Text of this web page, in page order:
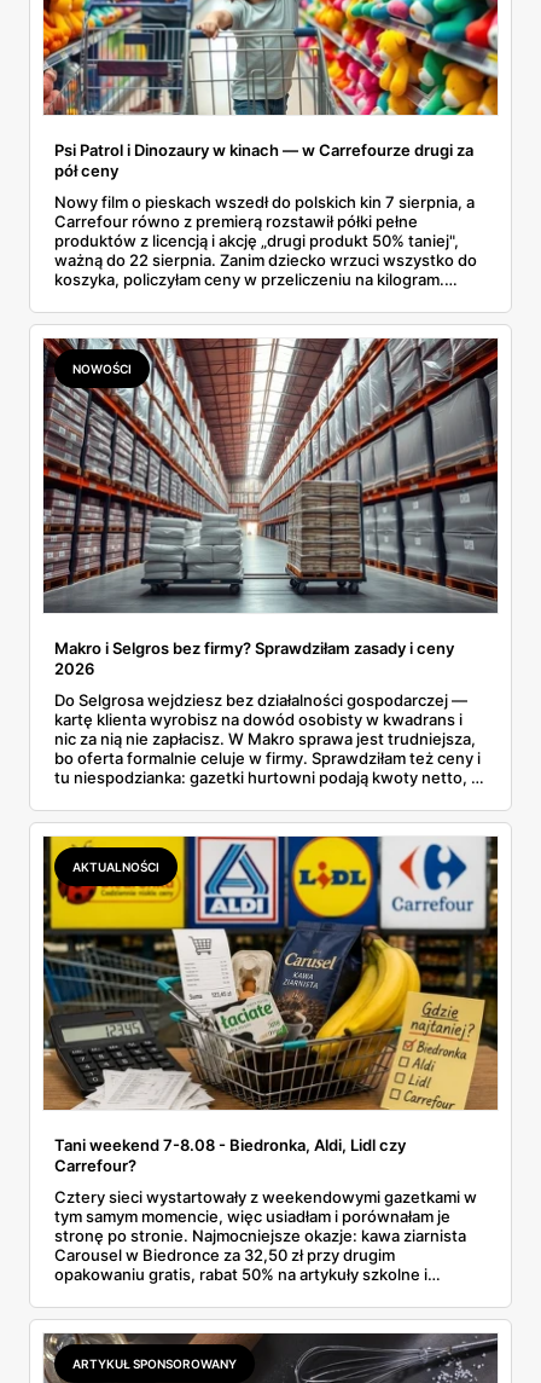
Psi Patrol i Dinozaury w kinach — w Carrefourze drugi za
pół ceny
Nowy film o pieskach wszedł do polskich kin 7 sierpnia, a
Carrefour równo z premierą rozstawił półki pełne
produktów z licencją i akcję „drugi produkt 50% taniej",
ważną do 22 sierpnia. Zanim dziecko wrzuci wszystko do
koszyka, policzyłam ceny w przeliczeniu na kilogram.
prawie 140 zł za kilogram, ale lody do mrożenia i rurki
waflowe bronią się nawet bez rabatu.
NOWOŚCI
Makro i Selgros bez firmy? Sprawdziłam zasady i ceny
2026
Do Selgrosa wejdziesz bez działalności gospodarczej —
kartę klienta wyrobisz na dowód osobisty w kwadrans i
nic za nią nie zapłacisz. W Makro sprawa jest trudniejsza,
bo oferta formalnie celuje w firmy. Sprawdziłam też ceny i
tu niespodzianka: gazetki hurtowni podają kwoty netto, a
zawsze wygrywa — ta sama kawa ziarnista kosztuje w
Makro ponad dwa razy więcej niż w weekendowej
promocji dyskontu.
AKTUALNOŚCI
Tani weekend 7-8.08 - Biedronka, Aldi, Lidl czy
Carrefour?
Cztery sieci wystartowały z weekendowymi gazetkami w
tym samym momencie, więc usiadłam i porównałam je
stronę po stronie. Najmocniejsze okazje: kawa ziarnista
Carousel w Biedronce za 32,50 zł przy drugim
opakowaniu gratis, rabat 50% na artykuły szkolne i
2,99 zł za kilogram, ale wyłącznie w sobotę z aplikacją. Aldi
odpowiada masłem za 2,99 zł. Werdykt w skrócie:
najwięcej wyciśniesz z Biedronki, po świeże warzywa jedź
do Aldi.
ARTYKUŁ SPONSOROWANY